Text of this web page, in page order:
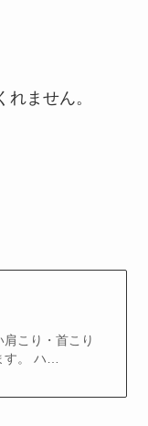
ません。
こり・首こり
す。 ハ…